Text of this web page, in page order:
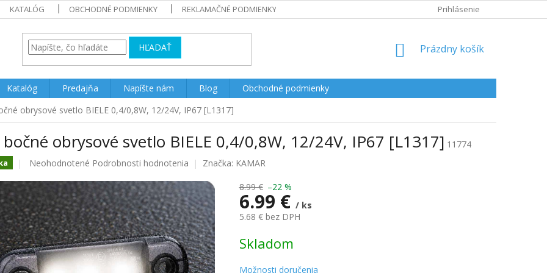
KATALÓG OBCHODNÉ PODMIENKY REKLAMAČNÉ PODMIENKY Prihlásenie
HĽADAŤ
NÁKUPNÝ
Prázdny košík
Katalóg Predajňa Napíšte nám Blog
Obchodné podmienky
obrysové svetlo BIELE 0,4/0,8W, 12/24V, IP67 [L1317]
bočné obrysové svetlo BIELE 0,4/0,8W, 12/24V, IP67 [L1317] 11774
Priemerné
produktu
je
0.0
z
5
hviezdičiek.
Neohodnotené Podrobnosti hodnotenia Značka: KAMAR
8.99 € –22 %
6.99 € / ks
5.68 € bez DPH
cena:
Skladom
Možnosti doručenia